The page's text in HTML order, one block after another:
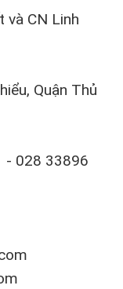
và CN Linh
Quận Thủ
- 028 33896